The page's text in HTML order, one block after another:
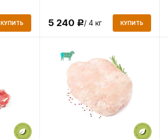
КУПИТЬ 5 240 Р/ 4 кг КУПИТЬ